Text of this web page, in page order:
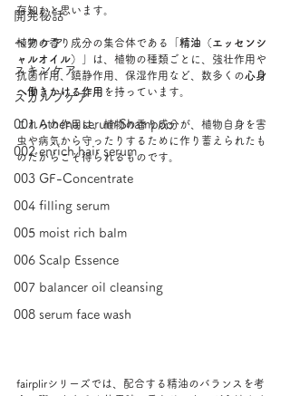
開発秘話
ヘアケア
スキンケア
スカルプケア
001 Athena serum Shampoo
002 enrich hair serum
003 GF-Concentrate
004 filling serum
005 moist rich balm
006 Scalp Essence
007 balancer oil cleansing
008 serum face wash
存知かと思います。
植物の香り成分の集合体である「 精油（エッセンシ
ャルオイル）
」は、植物の種類ごとに、強壮作用や
抗菌作用、鎮静作用、保湿作用など、数多くの心身
へ働きかける作用 を持っています。
これらの作用は、植物の香り成分が、植物自身を害
虫や病気から守ったりするために作り蓄えられたも
のだからこそ得られるものです。
fairplirシリーズでは、配合する精油のバランスを考